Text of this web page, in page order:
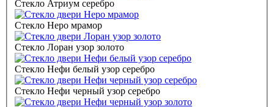
Стекло Атриум серебро
Стекло Неро мрамор
Стекло Лоран узор золото
Стекло Нефи белый узор серебро
Стекло Нефи черный узор серебро